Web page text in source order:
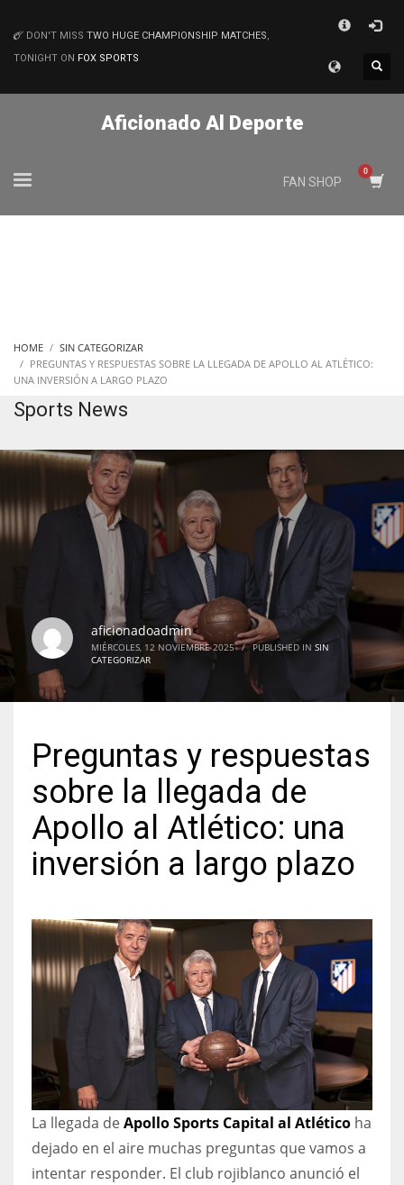
MATCHES
3
ATL
24
IND
DON'T MISS TWO HUGE CHAMPIONSHIP MATCHES,
TONIGHT ON FOX SPORTS
Aficionado Al Deporte
FAN SHOP
HOME
SIN CATEGORIZAR
PREGUNTAS Y RESPUESTAS SOBRE LA LLEGADA DE APOLLO AL ATLÉTICO:
UNA INVERSIÓN A LARGO PLAZO
Sports News
aficionadoadmin
MIÉRCOLES, 12 NOVIEMBRE 2025 / PUBLISHED IN SIN
CATEGORIZAR
Preguntas y respuestas
sobre la llegada de
Apollo al Atlético: una
inversión a largo plazo
La llegada deApollo Sports Capital al Atlético ha
dejado en el aire muchas preguntas que vamos a
intentar responder. El club rojiblanco anunció el